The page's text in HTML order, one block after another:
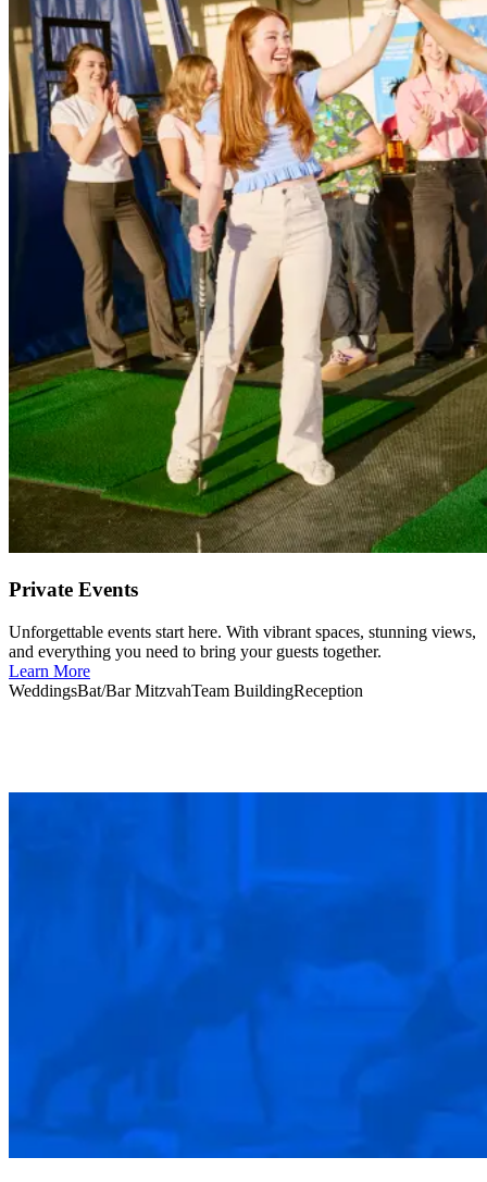
Private Events​​​​‌ ‍ ​‍​‍‌‍ ‌ ​‍‌‍‍‌‌‍‌ ‌‍‍‌‌‍ ‍​‍​‍​ ‍‍​‍​‍‌ ​ ‌‍​‌‌‍ ‍‌‍‍‌‌ ‌​‌ ‍‌​‍ ‍‌‍‍‌‌‍ ​‍​‍​‍ ​​‍​‍‌‍‍​‌ ​‍‌‍‌‌‌‍‌‍​‍​‍​ ‍‍​‍​‍‌‍‍​‌ ‌​‌ ‌​‌ ​​‌ ​ ​ ‍‍​‍ ​‍ ‌‍​ ‌‍‍​‌‍‌‌‌‍ ​‌ ​ ‌‍‌‌‌‍​‌‌ ​​‌‍‍‌‌‍‌‌‌ ​‍‌ ​ ​‍ ‍‌ ​ ‌‍​‌‌‍ ‍‌‍‍‌‌ ‌​‌ ‍‌​‍ ‍‌ ​ ‌ ‌​‌ ‌‌‌‍‌​‌‍‍‌‌‍ ​‍ ‌‍‍‌‌‍ ‍‌ ‌​‌‍‌‌‌‍ ‍‌ ‌​​‍ ‌‍‌‌‌‍‌​‌‍‍‌‌ ‌​​‍ ‌‍ ‌‌‍ ‌‍‌​‌‍‌‌​ ‌‌ ​​‌ ​‍‌‍‌‌‌ ​ ‌‍‌‌‌‍ ‍‌ ‌​‌‍​‌‌ ‌​‌‍‍‌‌‍ ‌‍ ‍​ ‍ ‌‍‍‌‌‍‌​​ ‌‌‍‍​‌‍ ‌‍ ‌‌‍‌‌‌‌​​‌‍​‌‌‍‌ ‌‍‌‌​ ‍ ‌ ‌​‌ ‍‌‌ ​​‌‍‌‌​ ‌‌‍‍​‌‍ ‌‍ ‌‌‍‌‌‌‌​​‌‍​‌‌‍‌ ‌‍‌‌​ ‍ ‌ ​​‌‍​‌‌ ‌​‌‍‍​​ ‌‌ ​​‌‍​‌‌‍‌ ‌‍‌‌‌​​‍‌ ‌‌‌‍‍‌‌‍ ​‌‍‌​‌‍‌‌‌ ​‍​‍‌‌​ ‌‌‌​​‍‌‌ ‌‍‍ ‌‍‌‌‌ ‍‌​‍‌‌​ ​ ‌​‌​​‍‌‌​ ​ ‌​‌​​‍‌‌​ ​‍​ ​‍‌‍‌‍​ ‌‌​ ​ ​ ​ ‌‍‌‍‌‍​‌​ ‍​​ ​‍‌‍‌​​ ‍​‌‍​ ​ ‍‌​ ​‌​ ​‌​ ​‍‌‍‌‍‌‍‌‍‌‍‌‍​ ​‍​ ​​​ ​‍​ ‍​​ ‌​​ ​‌​ ‌‌‌‍‌‌​ ‌ ​ ​‌‌‍​‍​ ​ ​ ​‌​ ‌‍​‍‌‌​ ​‍​ ​‍​‍‌‌​ ‌‌‌​‌​​‍ ‍‌ ‌​‌‍‍‌‌ ‌​‌‍ ​‌‍‌‌​ ‌‍​‍‌‍​‌‌ ​ ‌‍‌‌‌‌‌‌‌ ​‍‌‍ ​​ ‌‌‍‍​‌ ‌​‌ ‌​‌ ​​‌ ​ ​‍‌‌​ ​ ‌​​‌​‍‌‌​ ​‍‌​‌‍​‍‌‌​ ​‍‌​‌‍‌‍​ ‌‍‍​‌‍‌‌‌‍ ​‌ ​ ‌‍‌‌‌‍​‌‌ ​​‌‍‍‌‌‍‌‌‌ ​‍‌ ​ ​‍ ‍‌ ​ ‌‍​‌‌‍ ‍‌‍‍‌‌ ‌​‌ ‍‌​‍ ‍‌ ​ ‌ ‌​‌ ‌‌‌‍‌​‌‍‍‌‌‍ ​‍‌‍‌‍‍‌‌‍‌​​ ‌‌‍‍​‌‍ ‌‍ ‌‌‍‌‌‌‌​​‌‍​‌‌‍‌ ‌‍‌‌​‍‌‍‌ ‌​‌ ‍‌‌ ​​‌‍‌‌​ ‌‌‍‍​‌‍ ‌‍ ‌‌‍‌‌‌‌​​‌‍​‌‌‍‌ ‌‍‌‌​‍‌‍‌ ​​‌‍​‌‌ ‌​‌‍‍​​ ‌‌ ​​‌‍​‌‌‍‌ ‌‍‌‌‌​​‍‌ ‌‌‌‍‍‌‌‍ ​‌‍‌​‌‍‌‌‌ ​‍​‍‌‌​ ‌‌‌​​‍‌‌ ‌‍‍ ‌‍‌‌‌ ‍‌​‍‌‌​ ​ ‌​‌​​‍‌‌​ ​ ‌​‌​​‍‌‌​ ​‍​ ​‍‌‍‌‍​ ‌‌​ ​ ​ ​ ‌‍‌‍‌‍​‌​ ‍​​ ​‍‌‍‌​​ ‍​‌‍​ ​ ‍‌​ ​‌​ ​‌​ ​‍‌‍‌‍‌‍‌‍‌‍‌‍​ ​‍​ ​​​ ​‍​ ‍​​ ‌​​ ​‌​ ‌‌‌‍‌‌​ ‌ ​ ​‌‌‍​‍​ ​ ​ ​‌​ ‌‍​‍‌‌​ ​‍​ ​‍​‍‌‌​ ‌‌‌​‌​​‍ ‍‌ ‌​‌‍‍‌‌ ‌​‌‍ ​‌‍‌‌​‍‌‍‌ ​​‌‍‌‌‌ ​‍‌ ​ ‌ ​​‌‍‌‌‌‍​ ‌ ‌​‌‍‍‌‌ ‌‍‌‍‌‌​ ‌‌ ​​‌ ‌‌‌‍​‍‌‍ ​‌‍‍‌‌ ​ ‌‍‍​‌‍‌‌‌‍‌​​‍​‍‌ ‌
Unforgettable events start here. With vibrant spaces, stunning views,
and everything you need to bring your guests together.​​​​‌ ‍ ​‍​‍‌‍ ‌ ​‍‌‍‍‌‌‍‌ ‌‍‍‌‌‍ ‍​‍​‍​ ‍‍​‍​‍‌ ​ ‌‍​‌‌‍ ‍‌‍‍‌‌ ‌​‌ ‍‌​‍ ‍‌‍‍‌‌‍ ​‍​‍​‍ ​​‍​‍‌‍‍​‌ ​‍‌‍‌‌‌‍‌‍​‍​‍​ ‍‍​‍​‍‌‍‍​‌ ‌​‌ ‌​‌ ​​‌ ​ ​ ‍‍​‍ ​‍ ‌‍​ ‌‍‍​‌‍‌‌‌‍ ​‌ ​ ‌‍‌‌‌‍​‌‌ ​​‌‍‍‌‌‍‌‌‌ ​‍‌ ​ ​‍ ‍‌ ​ ‌‍​‌‌‍ ‍‌‍‍‌‌ ‌​‌ ‍‌​‍ ‍‌ ​ ‌ ‌​‌ ‌‌‌‍‌​‌‍‍‌‌‍ ​‍ ‌‍‍‌‌‍ ‍‌ ‌​‌‍‌‌‌‍ ‍‌ ‌​​‍ ‌‍‌‌‌‍‌​‌‍‍‌‌ ‌​​‍ ‌‍ ‌‌‍ ‌‍‌​‌‍‌‌​ ‌‌ ​​‌ ​‍‌‍‌‌‌ ​ ‌‍‌‌‌‍ ‍‌ ‌​‌‍​‌‌ ‌​‌‍‍‌‌‍ ‌‍ ‍​ ‍ ‌‍‍‌‌‍‌​​ ‌‌‍‍​‌‍ ‌‍ ‌‌‍‌‌‌‌​​‌‍​‌‌‍‌ ‌‍‌‌​ ‍ ‌ ‌​‌ ‍‌‌ ​​‌‍‌‌​ ‌‌‍‍​‌‍ ‌‍ ‌‌‍‌‌‌‌​​‌‍​‌‌‍‌ ‌‍‌‌​ ‍ ‌ ​​‌‍​‌‌ ‌​‌‍‍​​ ‌‌ ​​‌‍​‌‌‍‌ ‌‍‌‌‌​​‍‌ ‌‌‌‍‍‌‌‍ ​‌‍‌​‌‍‌‌‌ ​‍​‍‌‌​ ‌‌‌​​‍‌‌ ‌‍‍ ‌‍‌‌‌ ‍‌​‍‌‌​ ​ ‌​‌​​‍‌‌​ ​ ‌​‌​​‍‌‌​ ​‍​ ​‍‌‍‌‍​ ‌‌​ ​ ​ ​ ‌‍‌‍‌‍​‌​ ‍​​ ​‍‌‍‌​​ ‍​‌‍​ ​ ‍‌​ ​‌​ ​‌​ ​‍‌‍‌‍‌‍‌‍‌‍‌‍​ ​‍​ ​​​ ​‍​ ‍​​ ‌​​ ​‌​ ‌‌‌‍‌‌​ ‌ ​ ​‌‌‍​‍​ ​ ​ ​‌​ ‌‍​‍‌‌​ ​‍​ ​‍​‍‌‌​ ‌‌‌​‌​​‍ ‍‌‍‌​‌‍‌‌‌ ​ ‌‍​ ‌ ​‍‌‍‍‌‌ ​​‌ ‌​‌‍‍‌‌‍ ‌‍ ‍​ ‌‍​‍‌‍​‌‌ ​ ‌‍‌‌‌‌‌‌‌ ​‍‌‍ ​​ ‌‌‍‍​‌ ‌​‌ ‌​‌ ​​‌ ​ ​‍‌‌​ ​ ‌​​‌​‍‌‌​ ​‍‌​‌‍​‍‌‌​ ​‍‌​‌‍‌‍​ ‌‍‍​‌‍‌‌‌‍ ​‌ ​ ‌‍‌‌‌‍​‌‌ ​​‌‍‍‌‌‍‌‌‌ ​‍‌ ​ ​‍ ‍‌ ​ ‌‍​‌‌‍ ‍‌‍‍‌‌ ‌​‌ ‍‌​‍ ‍‌ ​ ‌ ‌​‌ ‌‌‌‍‌​‌‍‍‌‌‍ ​‍‌‍‌‍‍‌‌‍‌​​ ‌‌‍‍​‌‍ ‌‍ ‌‌‍‌‌‌‌​​‌‍​‌‌‍‌ ‌‍‌‌​‍‌‍‌ ‌​‌ ‍‌‌ ​​‌‍‌‌​ ‌‌‍‍​‌‍ ‌‍ ‌‌‍‌‌‌‌​​‌‍​‌‌‍‌ ‌‍‌‌​‍‌‍‌ ​​‌‍​‌‌ ‌​‌‍‍​​ ‌‌ ​​‌‍​‌‌‍‌ ‌‍‌‌‌​​‍‌ ‌‌‌‍‍‌‌‍ ​‌‍‌​‌‍‌‌‌ ​‍​‍‌‌​ ‌‌‌​​‍‌‌ ‌‍‍ ‌‍‌‌‌ ‍‌​‍‌‌​ ​ ‌​‌​​‍‌‌​ ​ ‌​‌​​‍‌‌​ ​‍​ ​‍‌‍‌‍​ ‌‌​ ​ ​ ​ ‌‍‌‍‌‍​‌​ ‍​​ ​‍‌‍‌​​ ‍​‌‍​ ​ ‍‌​ ​‌​ ​‌​ ​‍‌‍‌‍‌‍‌‍‌‍‌‍​ ​‍​ ​​​ ​‍​ ‍​​ ‌​​ ​‌​ ‌‌‌‍‌‌​ ‌ ​ ​‌‌‍​‍​ ​ ​ ​‌​ ‌‍​‍‌‌​ ​‍​ ​‍​‍‌‌​ ‌‌‌​‌​​‍ ‍‌‍‌​‌‍‌‌‌ ​ ‌‍​ ‌ ​‍‌‍‍‌‌ ​​‌ ‌​‌‍‍‌‌‍ ‌‍ ‍​‍‌‍‌ ​​‌‍‌‌‌ ​‍‌ ​ ‌ ​​‌‍‌‌‌‍​ ‌ ‌​‌‍‍‌‌ ‌‍‌‍‌‌​ ‌‌ ​​‌ ‌‌‌‍​‍‌‍ ​‌‍‍‌‌ ​ ‌‍‍​‌‍‌‌‌‍‌​​‍​‍‌ ‌
Learn More​​​​‌ ‍ ​‍​‍‌‍ ‌ ​‍‌‍‍‌‌‍‌ ‌‍‍‌‌‍ ‍​‍​‍​ ‍‍​‍​‍‌ ​ ‌‍​‌‌‍ ‍‌‍‍‌‌ ‌​‌ ‍‌​‍ ‍‌‍‍‌‌‍ ​‍​‍​‍ ​​‍​‍‌‍‍​‌ ​‍‌‍‌‌‌‍‌‍​‍​‍​ ‍‍​‍​‍‌‍‍​‌ ‌​‌ ‌​‌ ​​‌ ​ ​ ‍‍​‍ ​‍ ‌‍​ ‌‍‍​‌‍‌‌‌‍ ​‌ ​ ‌‍‌‌‌‍​‌‌ ​​‌‍‍‌‌‍‌‌‌ ​‍‌ ​ ​‍ ‍‌ ​ ‌‍​‌‌‍ ‍‌‍‍‌‌ ‌​‌ ‍‌​‍ ‍‌ ​ ‌ ‌​‌ ‌‌‌‍‌​‌‍‍‌‌‍ ​‍ ‌‍‍‌‌‍ ‍‌ ‌​‌‍‌‌‌‍ ‍‌ ‌​​‍ ‌‍‌‌‌‍‌​‌‍‍‌‌ ‌​​‍ ‌‍ ‌‌‍ ‌‍‌​‌‍‌‌​ ‌‌ ​​‌ ​‍‌‍‌‌‌ ​ ‌‍‌‌‌‍ ‍‌ ‌​‌‍​‌‌ ‌​‌‍‍‌‌‍ ‌‍ ‍​ ‍ ‌‍‍‌‌‍‌​​ ‌‌‍‍​‌‍ ‌‍ ‌‌‍‌‌‌‌​​‌‍​‌‌‍‌ ‌‍‌‌​ ‍ ‌ ‌​‌ ‍‌‌ ​​‌‍‌‌​ ‌‌‍‍​‌‍ ‌‍ ‌‌‍‌‌‌‌​​‌‍​‌‌‍‌ ‌‍‌‌​ ‍ ‌ ​​‌‍​‌‌ ‌​‌‍‍​​ ‌‌ ​​‌‍​‌‌‍‌ ‌‍‌‌‌​​‍‌ ‌‌‌‍‍‌‌‍ ​‌‍‌​‌‍‌‌‌ ​‍​‍‌‌​ ‌‌‌​​‍‌‌ ‌‍‍ ‌‍‌‌‌ ‍‌​‍‌‌​ ​ ‌​‌​​‍‌‌​ ​ ‌​‌​​‍‌‌​ ​‍​ ​‍‌‍‌‍​ ‌‌​ ​ ​ ​ ‌‍‌‍‌‍​‌​ ‍​​ ​‍‌‍‌​​ ‍​‌‍​ ​ ‍‌​ ​‌​ ​‌​ ​‍‌‍‌‍‌‍‌‍‌‍‌‍​ ​‍​ ​​​ ​‍​ ‍​​ ‌​​ ​‌​ ‌‌‌‍‌‌​ ‌ ​ ​‌‌‍​‍​ ​ ​ ​‌​ ‌‍​‍‌‌​ ​‍​ ​‍​‍‌‌​ ‌‌‌​‌​​‍ ‍‌‍​‍‌ ‌‌‌ ‌​‌ ‌​‌‍ ‌‍ ‍‌ ​ ​‍‌‌​ ‌‌‌​​‍‌‌ ‌‍‍ ‌‍‌‌‌ ‍‌​‍‌‌​ ​ ‌​‌​​‍‌‌​ ​ ‌​‌​​‍‌‌​ ​‍​ ​‍​ ‌​‌‍​ ‌‍​‍​ ​​‌‍​‌​ ‌ ​ ​‍​ ​‌​ ‌ ‌‍​‌​ ‌ ‌‍‌‍​‍‌‌​ ​‍​ ​‍​‍‌‌​ ‌‌‌​‌​​‍ ‍‌ ‌​‌‍‌‌‌ ‍​‌ ‌​​ ‌‍​‍‌‍​‌‌ ​ ‌‍‌‌‌‌‌‌‌ ​‍‌‍ ​​ ‌‌‍‍​‌ ‌​‌ ‌​‌ ​​‌ ​ ​‍‌‌​ ​ ‌​​‌​‍‌‌​ ​‍‌​‌‍​‍‌‌​ ​‍‌​‌‍‌‍​ ‌‍‍​‌‍‌‌‌‍ ​‌ ​ ‌‍‌‌‌‍​‌‌ ​​‌‍‍‌‌‍‌‌‌ ​‍‌ ​ ​‍ ‍‌ ​ ‌‍​‌‌‍ ‍‌‍‍‌‌ ‌​‌ ‍‌​‍ ‍‌ ​ ‌ ‌​‌ ‌‌‌‍‌​‌‍‍‌‌‍ ​‍‌‍‌‍‍‌‌‍‌​​ ‌‌‍‍​‌‍ ‌‍ ‌‌‍‌‌‌‌​​‌‍​‌‌‍‌ ‌‍‌‌​‍‌‍‌ ‌​‌ ‍‌‌ ​​‌‍‌‌​ ‌‌‍‍​‌‍ ‌‍ ‌‌‍‌‌‌‌​​‌‍​‌‌‍‌ ‌‍‌‌​‍‌‍‌ ​​‌‍​‌‌ ‌​‌‍‍​​ ‌‌ ​​‌‍​‌‌‍‌ ‌‍‌‌‌​​‍‌ ‌‌‌‍‍‌‌‍ ​‌‍‌​‌‍‌‌‌ ​‍​‍‌‌​ ‌‌‌​​‍‌‌ ‌‍‍ ‌‍‌‌‌ ‍‌​‍‌‌​ ​ ‌​‌​​‍‌‌​ ​ ‌​‌​​‍‌‌​ ​‍​ ​‍‌‍‌‍​ ‌‌​ ​ ​ ​ ‌‍‌‍‌‍​‌​ ‍​​ ​‍‌‍‌​​ ‍​‌‍​ ​ ‍‌​ ​‌​ ​‌​ ​‍‌‍‌‍‌‍‌‍‌‍‌‍​ ​‍​ ​​​ ​‍​ ‍​​ ‌​​ ​‌​ ‌‌‌‍‌‌​ ‌ ​ ​‌‌‍​‍​ ​ ​ ​‌​ ‌‍​‍‌‌​ ​‍​ ​‍​‍‌‌​ ‌‌‌​‌​​‍ ‍‌‍​‍‌ ‌‌‌ ‌​‌ ‌​‌‍ ‌‍ ‍‌ ​ ​‍‌‌​ ‌‌‌​​‍‌‌ ‌‍‍ ‌‍‌‌‌ ‍‌​‍‌‌​ ​ ‌​‌​​‍‌‌​ ​ ‌​‌​​‍‌‌​ ​‍​ ​‍​ ‌​‌‍​ ‌‍​‍​ ​​‌‍​‌​ ‌ ​ ​‍​ ​‌​ ‌ ‌‍​‌​ ‌ ‌‍‌‍​‍‌‌​ ​‍​ ​‍​‍‌‌​ ‌‌‌​‌​​‍ ‍‌ ‌​‌‍‌‌‌ ‍​‌ ‌​​‍‌‍‌ ​​‌‍‌‌‌ ​‍‌ ​ ‌ ​​‌‍‌‌‌‍​ ‌ ‌​‌‍‍‌‌ ‌‍‌‍‌‌​ ‌‌ ​​‌ ‌‌‌‍​‍‌‍ ​‌‍‍‌‌ ​ ‌‍‍​‌‍‌‌‌‍‌​​‍​‍‌ ‌
Weddings​​​​‌ ‍ ​‍​‍‌‍ ‌ ​‍‌‍‍‌‌‍‌ ‌‍‍‌‌‍ ‍​‍​‍​ ‍‍​‍​‍‌ ​ ‌‍​‌‌‍ ‍‌‍‍‌‌ ‌​‌ ‍‌​‍ ‍‌‍‍‌‌‍ ​‍​‍​‍ ​​‍​‍‌‍‍​‌ ​‍‌‍‌‌‌‍‌‍​‍​‍​ ‍‍​‍​‍‌‍‍​‌ ‌​‌ ‌​‌ ​​‌ ​ ​ ‍‍​‍ ​‍ ‌‍​ ‌‍‍​‌‍‌‌‌‍ ​‌ ​ ‌‍‌‌‌‍​‌‌ ​​‌‍‍‌‌‍‌‌‌ ​‍‌ ​ ​‍ ‍‌ ​ ‌‍​‌‌‍ ‍‌‍‍‌‌ ‌​‌ ‍‌​‍ ‍‌ ​ ‌ ‌​‌ ‌‌‌‍‌​‌‍‍‌‌‍ ​‍ ‌‍‍‌‌‍ ‍‌ ‌​‌‍‌‌‌‍ ‍‌ ‌​​‍ ‌‍‌‌‌‍‌​‌‍‍‌‌ ‌​​‍ ‌‍ ‌‌‍ ‌‍‌​‌‍‌‌​ ‌‌ ​​‌ ​‍‌‍‌‌‌ ​ ‌‍‌‌‌‍ ‍‌ ‌​‌‍​‌‌ ‌​‌‍‍‌‌‍ ‌‍ ‍​ ‍ ‌‍‍‌‌‍‌​​ ‌‌‍‍​‌‍ ‌‍ ‌‌‍‌‌‌‌​​‌‍​‌‌‍‌ ‌‍‌‌​ ‍ ‌ ‌​‌ ‍‌‌ ​​‌‍‌‌​ ‌‌‍‍​‌‍ ‌‍ ‌‌‍‌‌‌‌​​‌‍​‌‌‍‌ ‌‍‌‌​ ‍ ‌ ​​‌‍​‌‌ ‌​‌‍‍​​ ‌‌ ​​‌‍​‌‌‍‌ ‌‍‌‌‌​​‍‌ ‌‌‌‍‍‌‌‍ ​‌‍‌​‌‍‌‌‌ ​‍​‍‌‌​ ‌‌‌​​‍‌‌ ‌‍‍ ‌‍‌‌‌ ‍‌​‍‌‌​ ​ ‌​‌​​‍‌‌​ ​ ‌​‌​​‍‌‌​ ​‍​ ​‍‌‍‌‍​ ‌‌​ ​ ​ ​ ‌‍‌‍‌‍​‌​ ‍​​ ​‍‌‍‌​​ ‍​‌‍​ ​ ‍‌​ ​‌​ ​‌​ ​‍‌‍‌‍‌‍‌‍‌‍‌‍​ ​‍​ ​​​ ​‍​ ‍​​ ‌​​ ​‌​ ‌‌‌‍‌‌​ ‌ ​ ​‌‌‍​‍​ ​ ​ ​‌​ ‌‍​‍‌‌​ ​‍​ ​‍​‍‌‌​ ‌‌‌​‌​​‍ ‍‌ ‌​‌‍​‌‌‍‌ ‌ ​ ​‍‌‌​ ‌‌‌​​‍​ ​​​‍‌‌​ ‌‌‌​‌​​ ‌‍​‍‌‍​‌‌ ​ ‌‍‌‌‌‌‌‌‌ ​‍‌‍ ​​ ‌‌‍‍​‌ ‌​‌ ‌​‌ ​​‌ ​ ​‍‌‌​ ​ ‌​​‌​‍‌‌​ ​‍‌​‌‍​‍‌‌​ ​‍‌​‌‍‌‍​ ‌‍‍​‌‍‌‌‌‍ ​‌ ​ ‌‍‌‌‌‍​‌‌ ​​‌‍‍‌‌‍‌‌‌ ​‍‌ ​ ​‍ ‍‌ ​ ‌‍​‌‌‍ ‍‌‍‍‌‌ ‌​‌ ‍‌​‍ ‍‌ ​ ‌ ‌​‌ ‌‌‌‍‌​‌‍‍‌‌‍ ​‍‌‍‌‍‍‌‌‍‌​​ ‌‌‍‍​‌‍ ‌‍ ‌‌‍‌‌‌‌​​‌‍​‌‌‍‌ ‌‍‌‌​‍‌‍‌ ‌​‌ ‍‌‌ ​​‌‍‌‌​ ‌‌‍‍​‌‍ ‌‍ ‌‌‍‌‌‌‌​​‌‍​‌‌‍‌ ‌‍‌‌​‍‌‍‌ ​​‌‍​‌‌ ‌​‌‍‍​​ ‌‌ ​​‌‍​‌‌‍‌ ‌‍‌‌‌​​‍‌ ‌‌‌‍‍‌‌‍ ​‌‍‌​‌‍‌‌‌ ​‍​‍‌‌​ ‌‌‌​​‍‌‌ ‌‍‍ ‌‍‌‌‌ ‍‌​‍‌‌​ ​ ‌​‌​​‍‌‌​ ​ ‌​‌​​‍‌‌​ ​‍​ ​‍‌‍‌‍​ ‌‌​ ​ ​ ​ ‌‍‌‍‌‍​‌​ ‍​​ ​‍‌‍‌​​ ‍​‌‍​ ​ ‍‌​ ​‌​ ​‌​ ​‍‌‍‌‍‌‍‌‍‌‍‌‍​ ​‍​ ​​​ ​‍​ ‍​​ ‌​​ ​‌​ ‌‌‌‍‌‌​ ‌ ​ ​‌‌‍​‍​ ​ ​ ​‌​ ‌‍​‍‌‌​ ​‍​ ​‍​‍‌‌​ ‌‌‌​‌​​‍ ‍‌ ‌​‌‍​‌‌‍‌ ‌ ​ ​‍‌‌​ ‌‌‌​​‍​ ​​​‍‌‌​ ‌‌‌​‌​​‍‌‍‌ ​​‌‍‌‌‌ ​‍‌ ​ ‌ ​​‌‍‌‌‌‍​ ‌ ‌​‌‍‍‌‌ ‌‍‌‍‌‌​ ‌‌ ​​‌ ‌‌‌‍​‍‌‍ ​‌‍‍‌‌ ​ ‌‍‍​‌‍‌‌‌‍‌​​‍​‍‌ ‌Bat/Bar Mitzvah​​​​‌ ‍ ​‍​‍‌‍ ‌ ​‍‌‍‍‌‌‍‌ ‌‍‍‌‌‍ ‍​‍​‍​ ‍‍​‍​‍‌ ​ ‌‍​‌‌‍ ‍‌‍‍‌‌ ‌​‌ ‍‌​‍ ‍‌‍‍‌‌‍ ​‍​‍​‍ ​​‍​‍‌‍‍​‌ ​‍‌‍‌‌‌‍‌‍​‍​‍​ ‍‍​‍​‍‌‍‍​‌ ‌​‌ ‌​‌ ​​‌ ​ ​ ‍‍​‍ ​‍ ‌‍​ ‌‍‍​‌‍‌‌‌‍ ​‌ ​ ‌‍‌‌‌‍​‌‌ ​​‌‍‍‌‌‍‌‌‌ ​‍‌ ​ ​‍ ‍‌ ​ ‌‍​‌‌‍ ‍‌‍‍‌‌ ‌​‌ ‍‌​‍ ‍‌ ​ ‌ ‌​‌ ‌‌‌‍‌​‌‍‍‌‌‍ ​‍ ‌‍‍‌‌‍ ‍‌ ‌​‌‍‌‌‌‍ ‍‌ ‌​​‍ ‌‍‌‌‌‍‌​‌‍‍‌‌ ‌​​‍ ‌‍ ‌‌‍ ‌‍‌​‌‍‌‌​ ‌‌ ​​‌ ​‍‌‍‌‌‌ ​ ‌‍‌‌‌‍ ‍‌ ‌​‌‍​‌‌ ‌​‌‍‍‌‌‍ ‌‍ ‍​ ‍ ‌‍‍‌‌‍‌​​ ‌‌‍‍​‌‍ ‌‍ ‌‌‍‌‌‌‌​​‌‍​‌‌‍‌ ‌‍‌‌​ ‍ ‌ ‌​‌ ‍‌‌ ​​‌‍‌‌​ ‌‌‍‍​‌‍ ‌‍ ‌‌‍‌‌‌‌​​‌‍​‌‌‍‌ ‌‍‌‌​ ‍ ‌ ​​‌‍​‌‌ ‌​‌‍‍​​ ‌‌ ​​‌‍​‌‌‍‌ ‌‍‌‌‌​​‍‌ ‌‌‌‍‍‌‌‍ ​‌‍‌​‌‍‌‌‌ ​‍​‍‌‌​ ‌‌‌​​‍‌‌ ‌‍‍ ‌‍‌‌‌ ‍‌​‍‌‌​ ​ ‌​‌​​‍‌‌​ ​ ‌​‌​​‍‌‌​ ​‍​ ​‍‌‍‌‍​ ‌‌​ ​ ​ ​ ‌‍‌‍‌‍​‌​ ‍​​ ​‍‌‍‌​​ ‍​‌‍​ ​ ‍‌​ ​‌​ ​‌​ ​‍‌‍‌‍‌‍‌‍‌‍‌‍​ ​‍​ ​​​ ​‍​ ‍​​ ‌​​ ​‌​ ‌‌‌‍‌‌​ ‌ ​ ​‌‌‍​‍​ ​ ​ ​‌​ ‌‍​‍‌‌​ ​‍​ ​‍​‍‌‌​ ‌‌‌​‌​​‍ ‍‌ ‌​‌‍​‌‌‍‌ ‌ ​ ​‍‌‌​ ‌‌‌​​‍​ ​‌​‍‌‌​ ‌‌‌​‌​​ ‌‍​‍‌‍​‌‌ ​ ‌‍‌‌‌‌‌‌‌ ​‍‌‍ ​​ ‌‌‍‍​‌ ‌​‌ ‌​‌ ​​‌ ​ ​‍‌‌​ ​ ‌​​‌​‍‌‌​ ​‍‌​‌‍​‍‌‌​ ​‍‌​‌‍‌‍​ ‌‍‍​‌‍‌‌‌‍ ​‌ ​ ‌‍‌‌‌‍​‌‌ ​​‌‍‍‌‌‍‌‌‌ ​‍‌ ​ ​‍ ‍‌ ​ ‌‍​‌‌‍ ‍‌‍‍‌‌ ‌​‌ ‍‌​‍ ‍‌ ​ ‌ ‌​‌ ‌‌‌‍‌​‌‍‍‌‌‍ ​‍‌‍‌‍‍‌‌‍‌​​ ‌‌‍‍​‌‍ ‌‍ ‌‌‍‌‌‌‌​​‌‍​‌‌‍‌ ‌‍‌‌​‍‌‍‌ ‌​‌ ‍‌‌ ​​‌‍‌‌​ ‌‌‍‍​‌‍ ‌‍ ‌‌‍‌‌‌‌​​‌‍​‌‌‍‌ ‌‍‌‌​‍‌‍‌ ​​‌‍​‌‌ ‌​‌‍‍​​ ‌‌ ​​‌‍​‌‌‍‌ ‌‍‌‌‌​​‍‌ ‌‌‌‍‍‌‌‍ ​‌‍‌​‌‍‌‌‌ ​‍​‍‌‌​ ‌‌‌​​‍‌‌ ‌‍‍ ‌‍‌‌‌ ‍‌​‍‌‌​ ​ ‌​‌​​‍‌‌​ ​ ‌​‌​​‍‌‌​ ​‍​ ​‍‌‍‌‍​ ‌‌​ ​ ​ ​ ‌‍‌‍‌‍​‌​ ‍​​ ​‍‌‍‌​​ ‍​‌‍​ ​ ‍‌​ ​‌​ ​‌​ ​‍‌‍‌‍‌‍‌‍‌‍‌‍​ ​‍​ ​​​ ​‍​ ‍​​ ‌​​ ​‌​ ‌‌‌‍‌‌​ ‌ ​ ​‌‌‍​‍​ ​ ​ ​‌​ ‌‍​‍‌‌​ ​‍​ ​‍​‍‌‌​ ‌‌‌​‌​​‍ ‍‌ ‌​‌‍​‌‌‍‌ ‌ ​ ​‍‌‌​ ‌‌‌​​‍​ ​‌​‍‌‌​ ‌‌‌​‌​​‍‌‍‌ ​​‌‍‌‌‌ ​‍‌ ​ ‌ ​​‌‍‌‌‌‍​ ‌ ‌​‌‍‍‌‌ ‌‍‌‍‌‌​ ‌‌ ​​‌ ‌‌‌‍​‍‌‍ ​‌‍‍‌‌ ​ ‌‍‍​‌‍‌‌‌‍‌​​‍​‍‌ ‌Team Building​​​​‌ ‍ ​‍​‍‌‍ ‌ ​‍‌‍‍‌‌‍‌ ‌‍‍‌‌‍ ‍​‍​‍​ ‍‍​‍​‍‌ ​ ‌‍​‌‌‍ ‍‌‍‍‌‌ ‌​‌ ‍‌​‍ ‍‌‍‍‌‌‍ ​‍​‍​‍ ​​‍​‍‌‍‍​‌ ​‍‌‍‌‌‌‍‌‍​‍​‍​ ‍‍​‍​‍‌‍‍​‌ ‌​‌ ‌​‌ ​​‌ ​ ​ ‍‍​‍ ​‍ ‌‍​ ‌‍‍​‌‍‌‌‌‍ ​‌ ​ ‌‍‌‌‌‍​‌‌ ​​‌‍‍‌‌‍‌‌‌ ​‍‌ ​ ​‍ ‍‌ ​ ‌‍​‌‌‍ ‍‌‍‍‌‌ ‌​‌ ‍‌​‍ ‍‌ ​ ‌ ‌​‌ ‌‌‌‍‌​‌‍‍‌‌‍ ​‍ ‌‍‍‌‌‍ ‍‌ ‌​‌‍‌‌‌‍ ‍‌ ‌​​‍ ‌‍‌‌‌‍‌​‌‍‍‌‌ ‌​​‍ ‌‍ ‌‌‍ ‌‍‌​‌‍‌‌​ ‌‌ ​​‌ ​‍‌‍‌‌‌ ​ ‌‍‌‌‌‍ ‍‌ ‌​‌‍​‌‌ ‌​‌‍‍‌‌‍ ‌‍ ‍​ ‍ ‌‍‍‌‌‍‌​​ ‌‌‍‍​‌‍ ‌‍ ‌‌‍‌‌‌‌​​‌‍​‌‌‍‌ ‌‍‌‌​ ‍ ‌ ‌​‌ ‍‌‌ ​​‌‍‌‌​ ‌‌‍‍​‌‍ ‌‍ ‌‌‍‌‌‌‌​​‌‍​‌‌‍‌ ‌‍‌‌​ ‍ ‌ ​​‌‍​‌‌ ‌​‌‍‍​​ ‌‌ ​​‌‍​‌‌‍‌ ‌‍‌‌‌​​‍‌ ‌‌‌‍‍‌‌‍ ​‌‍‌​‌‍‌‌‌ ​‍​‍‌‌​ ‌‌‌​​‍‌‌ ‌‍‍ ‌‍‌‌‌ ‍‌​‍‌‌​ ​ ‌​‌​​‍‌‌​ ​ ‌​‌​​‍‌‌​ ​‍​ ​‍‌‍‌‍​ ‌‌​ ​ ​ ​ ‌‍‌‍‌‍​‌​ ‍​​ ​‍‌‍‌​​ ‍​‌‍​ ​ ‍‌​ ​‌​ ​‌​ ​‍‌‍‌‍‌‍‌‍‌‍‌‍​ ​‍​ ​​​ ​‍​ ‍​​ ‌​​ ​‌​ ‌‌‌‍‌‌​ ‌ ​ ​‌‌‍​‍​ ​ ​ ​‌​ ‌‍​‍‌‌​ ​‍​ ​‍​‍‌‌​ ‌‌‌​‌​​‍ ‍‌ ‌​‌‍​‌‌‍‌ ‌ ​ ​‍‌‌​ ‌‌‌​​‍​ ​‍​‍‌‌​ ‌‌‌​‌​​ ‌‍​‍‌‍​‌‌ ​ ‌‍‌‌‌‌‌‌‌ ​‍‌‍ ​​ ‌‌‍‍​‌ ‌​‌ ‌​‌ ​​‌ ​ ​‍‌‌​ ​ ‌​​‌​‍‌‌​ ​‍‌​‌‍​‍‌‌​ ​‍‌​‌‍‌‍​ ‌‍‍​‌‍‌‌‌‍ ​‌ ​ ‌‍‌‌‌‍​‌‌ ​​‌‍‍‌‌‍‌‌‌ ​‍‌ ​ ​‍ ‍‌ ​ ‌‍​‌‌‍ ‍‌‍‍‌‌ ‌​‌ ‍‌​‍ ‍‌ ​ ‌ ‌​‌ ‌‌‌‍‌​‌‍‍‌‌‍ ​‍‌‍‌‍‍‌‌‍‌​​ ‌‌‍‍​‌‍ ‌‍ ‌‌‍‌‌‌‌​​‌‍​‌‌‍‌ ‌‍‌‌​‍‌‍‌ ‌​‌ ‍‌‌ ​​‌‍‌‌​ ‌‌‍‍​‌‍ ‌‍ ‌‌‍‌‌‌‌​​‌‍​‌‌‍‌ ‌‍‌‌​‍‌‍‌ ​​‌‍​‌‌ ‌​‌‍‍​​ ‌‌ ​​‌‍​‌‌‍‌ ‌‍‌‌‌​​‍‌ ‌‌‌‍‍‌‌‍ ​‌‍‌​‌‍‌‌‌ ​‍​‍‌‌​ ‌‌‌​​‍‌‌ ‌‍‍ ‌‍‌‌‌ ‍‌​‍‌‌​ ​ ‌​‌​​‍‌‌​ ​ ‌​‌​​‍‌‌​ ​‍​ ​‍‌‍‌‍​ ‌‌​ ​ ​ ​ ‌‍‌‍‌‍​‌​ ‍​​ ​‍‌‍‌​​ ‍​‌‍​ ​ ‍‌​ ​‌​ ​‌​ ​‍‌‍‌‍‌‍‌‍‌‍‌‍​ ​‍​ ​​​ ​‍​ ‍​​ ‌​​ ​‌​ ‌‌‌‍‌‌​ ‌ ​ ​‌‌‍​‍​ ​ ​ ​‌​ ‌‍​‍‌‌​ ​‍​ ​‍​‍‌‌​ ‌‌‌​‌​​‍ ‍‌ ‌​‌‍​‌‌‍‌ ‌ ​ ​‍‌‌​ ‌‌‌​​‍​ ​‍​‍‌‌​ ‌‌‌​‌​​‍‌‍‌ ​​‌‍‌‌‌ ​‍‌ ​ ‌ ​​‌‍‌‌‌‍​ ‌ ‌​‌‍‍‌‌ ‌‍‌‍‌‌​ ‌‌ ​​‌ ‌‌‌‍​‍‌‍ ​‌‍‍‌‌ ​ ‌‍‍​‌‍‌‌‌‍‌​​‍​‍‌ ‌Reception​​​​‌ ‍ ​‍​‍‌‍ ‌ ​‍‌‍‍‌‌‍‌ ‌‍‍‌‌‍ ‍​‍​‍​ ‍‍​‍​‍‌ ​ ‌‍​‌‌‍ ‍‌‍‍‌‌ ‌​‌ ‍‌​‍ ‍‌‍‍‌‌‍ ​‍​‍​‍ ​​‍​‍‌‍‍​‌ ​‍‌‍‌‌‌‍‌‍​‍​‍​ ‍‍​‍​‍‌‍‍​‌ ‌​‌ ‌​‌ ​​‌ ​ ​ ‍‍​‍ ​‍ ‌‍​ ‌‍‍​‌‍‌‌‌‍ ​‌ ​ ‌‍‌‌‌‍​‌‌ ​​‌‍‍‌‌‍‌‌‌ ​‍‌ ​ ​‍ ‍‌ ​ ‌‍​‌‌‍ ‍‌‍‍‌‌ ‌​‌ ‍‌​‍ ‍‌ ​ ‌ ‌​‌ ‌‌‌‍‌​‌‍‍‌‌‍ ​‍ ‌‍‍‌‌‍ ‍‌ ‌​‌‍‌‌‌‍ ‍‌ ‌​​‍ ‌‍‌‌‌‍‌​‌‍‍‌‌ ‌​​‍ ‌‍ ‌‌‍ ‌‍‌​‌‍‌‌​ ‌‌ ​​‌ ​‍‌‍‌‌‌ ​ ‌‍‌‌‌‍ ‍‌ ‌​‌‍​‌‌ ‌​‌‍‍‌‌‍ ‌‍ ‍​ ‍ ‌‍‍‌‌‍‌​​ ‌‌‍‍​‌‍ ‌‍ ‌‌‍‌‌‌‌​​‌‍​‌‌‍‌ ‌‍‌‌​ ‍ ‌ ‌​‌ ‍‌‌ ​​‌‍‌‌​ ‌‌‍‍​‌‍ ‌‍ ‌‌‍‌‌‌‌​​‌‍​‌‌‍‌ ‌‍‌‌​ ‍ ‌ ​​‌‍​‌‌ ‌​‌‍‍​​ ‌‌ ​​‌‍​‌‌‍‌ ‌‍‌‌‌​​‍‌ ‌‌‌‍‍‌‌‍ ​‌‍‌​‌‍‌‌‌ ​‍​‍‌‌​ ‌‌‌​​‍‌‌ ‌‍‍ ‌‍‌‌‌ ‍‌​‍‌‌​ ​ ‌​‌​​‍‌‌​ ​ ‌​‌​​‍‌‌​ ​‍​ ​‍‌‍‌‍​ ‌‌​ ​ ​ ​ ‌‍‌‍‌‍​‌​ ‍​​ ​‍‌‍‌​​ ‍​‌‍​ ​ ‍‌​ ​‌​ ​‌​ ​‍‌‍‌‍‌‍‌‍‌‍‌‍​ ​‍​ ​​​ ​‍​ ‍​​ ‌​​ ​‌​ ‌‌‌‍‌‌​ ‌ ​ ​‌‌‍​‍​ ​ ​ ​‌​ ‌‍​‍‌‌​ ​‍​ ​‍​‍‌‌​ ‌‌‌​‌​​‍ ‍‌ ‌​‌‍​‌‌‍‌ ‌ ​ ​‍‌‌​ ‌‌‌​​‍​ ​ ​‍‌‌​ ‌‌‌​‌​​ ‌‍​‍‌‍​‌‌ ​ ‌‍‌‌‌‌‌‌‌ ​‍‌‍ ​​ ‌‌‍‍​‌ ‌​‌ ‌​‌ ​​‌ ​ ​‍‌‌​ ​ ‌​​‌​‍‌‌​ ​‍‌​‌‍​‍‌‌​ ​‍‌​‌‍‌‍​ ‌‍‍​‌‍‌‌‌‍ ​‌ ​ ‌‍‌‌‌‍​‌‌ ​​‌‍‍‌‌‍‌‌‌ ​‍‌ ​ ​‍ ‍‌ ​ ‌‍​‌‌‍ ‍‌‍‍‌‌ ‌​‌ ‍‌​‍ ‍‌ ​ ‌ ‌​‌ ‌‌‌‍‌​‌‍‍‌‌‍ ​‍‌‍‌‍‍‌‌‍‌​​ ‌‌‍‍​‌‍ ‌‍ ‌‌‍‌‌‌‌​​‌‍​‌‌‍‌ ‌‍‌‌​‍‌‍‌ ‌​‌ ‍‌‌ ​​‌‍‌‌​ ‌‌‍‍​‌‍ ‌‍ ‌‌‍‌‌‌‌​​‌‍​‌‌‍‌ ‌‍‌‌​‍‌‍‌ ​​‌‍​‌‌ ‌​‌‍‍​​ ‌‌ ​​‌‍​‌‌‍‌ ‌‍‌‌‌​​‍‌ ‌‌‌‍‍‌‌‍ ​‌‍‌​‌‍‌‌‌ ​‍​‍‌‌​ ‌‌‌​​‍‌‌ ‌‍‍ ‌‍‌‌‌ ‍‌​‍‌‌​ ​ ‌​‌​​‍‌‌​ ​ ‌​‌​​‍‌‌​ ​‍​ ​‍‌‍‌‍​ ‌‌​ ​ ​ ​ ‌‍‌‍‌‍​‌​ ‍​​ ​‍‌‍‌​​ ‍​‌‍​ ​ ‍‌​ ​‌​ ​‌​ ​‍‌‍‌‍‌‍‌‍‌‍‌‍​ ​‍​ ​​​ ​‍​ ‍​​ ‌​​ ​‌​ ‌‌‌‍‌‌​ ‌ ​ ​‌‌‍​‍​ ​ ​ ​‌​ ‌‍​‍‌‌​ ​‍​ ​‍​‍‌‌​ ‌‌‌​‌​​‍ ‍‌ ‌​‌‍​‌‌‍‌ ‌ ​ ​‍‌‌​ ‌‌‌​​‍​ ​ ​‍‌‌​ ‌‌‌​‌​​‍‌‍‌ ​​‌‍‌‌‌ ​‍‌ ​ ‌ ​​‌‍‌‌‌‍​ ‌ ‌​‌‍‍‌‌ ‌‍‌‍‌‌​ ‌‌ ​​‌ ‌‌‌‍​‍‌‍ ​‌‍‍‌‌ ​ ‌‍‍​‌‍‌‌‌‍‌​​‍​‍‌ ‌